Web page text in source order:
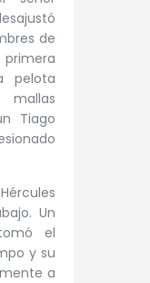
de
pelota
Tiago
Un
el
y su
a